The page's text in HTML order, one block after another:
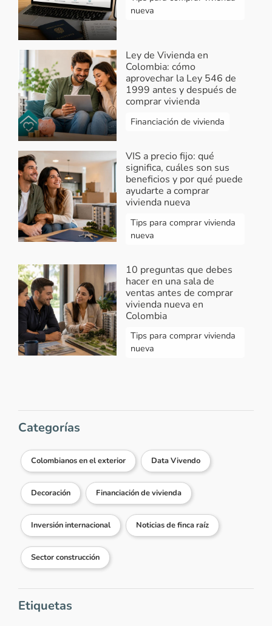
https://bit.ly/3FAFqBafiltra según
la ciudad de tu interés, s
que más te guste y registra tus
datos en el formulario para recibir
asesoría directamente de la
constructora ¡Feliz día!
Responder...
Carlos coronell
Apartamento en
Barranquilla
2022-12-15 11:16:39
Apartamento en Barranquilla
Responder...
2022-12-15 11:38:26
Hola Carlos, ingresa al siguiente
link para conocer los proyectos de
vivienda nueva en Barranquilla
https://bit.ly/3uT7XvP elige el
proyecto que más se ajuste a tu s
constructora. ¡Feliz día!
Ver más comentarios
nueva
Ley de Vivienda en
Colombia: cómo
aprovechar la Ley 546 de
1999 antes y después de
comprar vivienda
Financiación de vivienda
VIS a precio fijo: qué
significa, cuáles son sus
beneficios y por qué puede
ayudarte a comprar
vivienda nueva
Tips para comprar vivienda
nueva
10 preguntas que debes
hacer en una sala de
ventas antes de comprar
vivienda nueva en
Colombia
Tips para comprar vivienda
nueva
Categorías
Colombianos en el exterior Data Vivendo
Decoración Financiación de vivienda
Inversión internacional Noticias de finca raíz
Sector construcción
Etiquetas